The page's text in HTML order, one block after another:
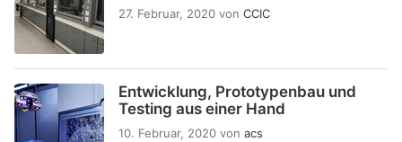
27. Februar, 2020 von CCIC
Entwicklung, Prototypenbau und
Testing aus einer Hand
10. Februar, 2020 von acs